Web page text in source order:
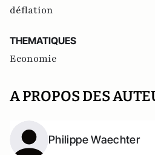
déflation
THEMATIQUES
Economie
A PROPOS DES
Philippe Waechter